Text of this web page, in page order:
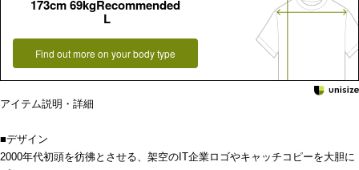
173cm 69kgRecommended
L
Find out more on your body type
アイテム説明・詳細
■デザイン
2000年代初頭を彷彿とさせる、架空のIT企業ロゴやキャッチコピーを大胆に